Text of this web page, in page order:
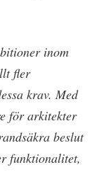
inom
fler
krav. Med
för arkitekter
beslut
funktionalitet,